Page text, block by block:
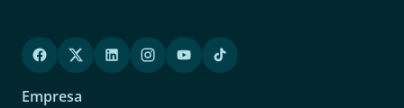
Jesus Maria
Surquillo
Magdalena Del Mar
Empresa